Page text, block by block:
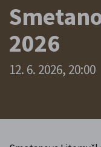
2026
12. 6. 2026, 20:00